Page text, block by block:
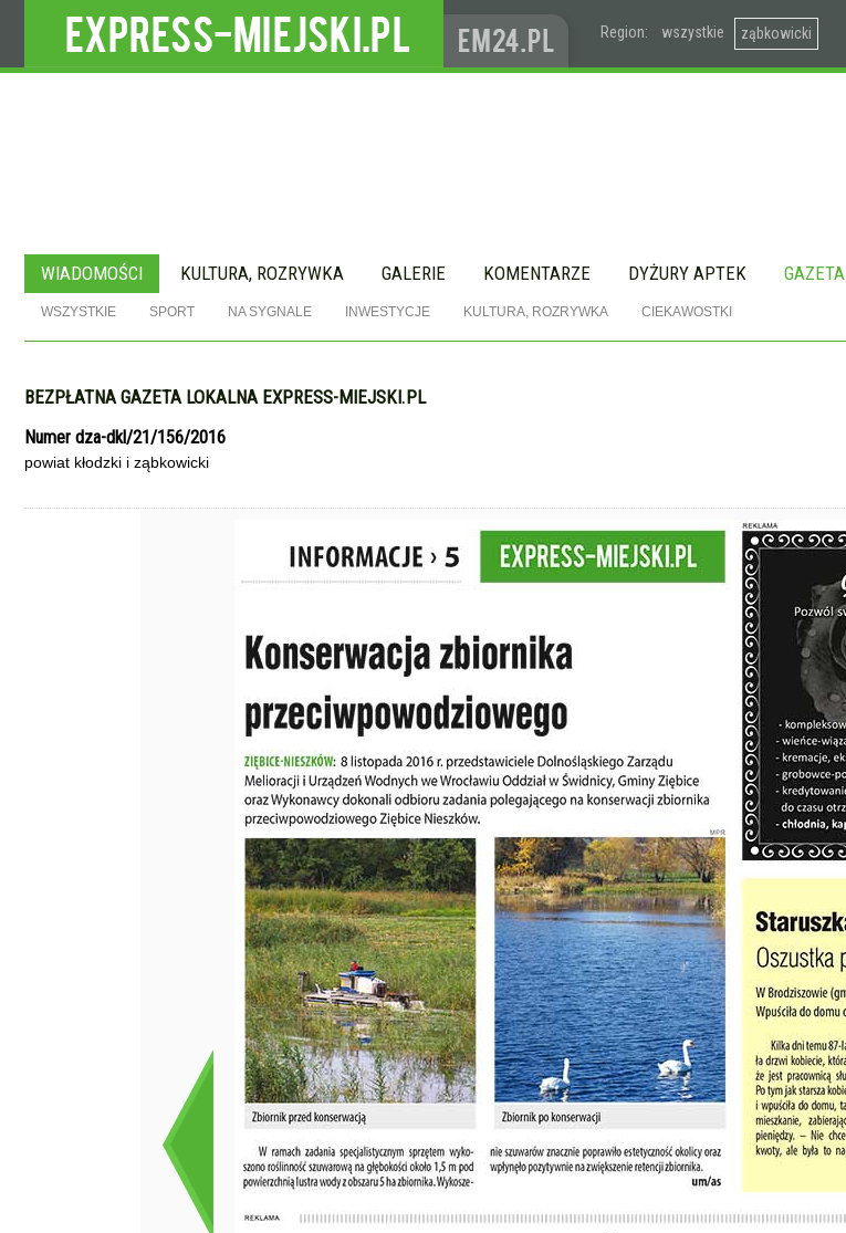
Region: wszystkie ząbkowicki
WIADOMOŚCI KULTURA, ROZRYWKA GALERIE KOMENTARZE DYŻURY APTEK GAZETA
WSZYSTKIE SPORT NA SYGNALE INWESTYCJE KULTURA, ROZRYWKA CIEKAWOSTKI
BEZPŁATNA GAZETA LOKALNA EXPRESS-MIEJSKI.PL
Numer dza-dkl/21/156/2016
powiat kłodzki i ząbkowicki